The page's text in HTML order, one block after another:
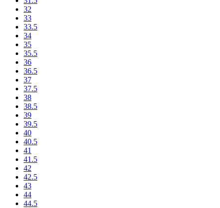
32
33
33.5
34
35
35.5
36
36.5
37
37.5
38
38.5
39
39.5
40
40.5
41
41.5
42
42.5
43
44
44.5